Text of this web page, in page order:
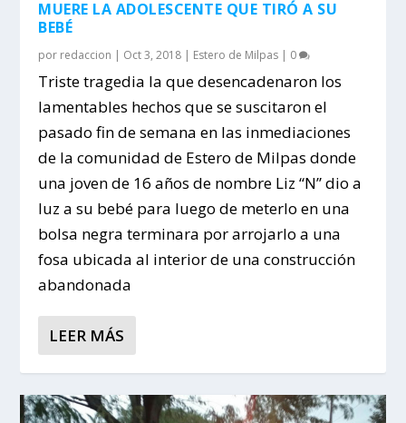
MUERE LA ADOLESCENTE QUE TIRÓ A SU
BEBÉ
por redaccion | Oct 3, 2018 | Estero de Milpas | 0
Triste tragedia la que desencadenaron los
lamentables hechos que se suscitaron el
pasado fin de semana en las inmediaciones
de la comunidad de Estero de Milpas donde
una joven de 16 años de nombre Liz “N” dio a
luz a su bebé para luego de meterlo en una
bolsa negra terminara por arrojarlo a una
fosa ubicada al interior de una construcción
abandonada
LEER MÁS